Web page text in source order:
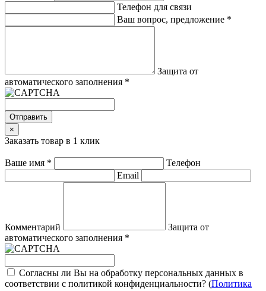
Телефон для связи
Ваш вопрос, предложение *
Защита от
автоматического заполнения *
Отправить
×
Заказать товар в 1 клик
Ваше имя *
Телефон
Email
Комментарий
Защита от
автоматического заполнения *
Согласны ли Вы на обработку персональных данных в
соответствии с политикой конфиденциальности? (Политика